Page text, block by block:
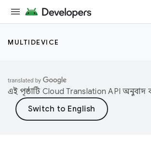
MULTIDEVICE
এই পৃষ্ঠাটি Cloud Translation API অনুবাদ